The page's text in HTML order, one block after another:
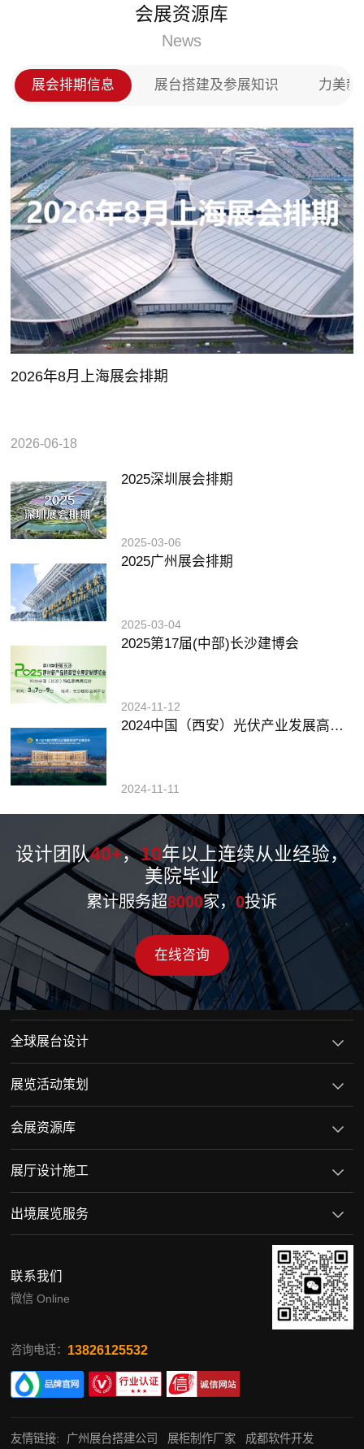
户的称赞，在全国木门以及全屋定制市场上占领了一
会展资源库
News
展会排期信息 展台搭建及参展知识 力美新
2026年8月上海展会排期
2026-06-18
2025深圳展会排期
2025-03-06
2025广州展会排期
2025-03-04
2025第17届(中部)长沙建博会
2024-11-12
2024中国（西安）光伏产业发展高峰论坛暨展览会
2024-11-11
设计团队40+，10年以上连续从业经验，
美院毕业
累计服务超8000家，0投诉
在线咨询
全球展台设计
展览活动策划
会展资源库
展厅设计施工
出境展览服务
联系我们
微信 Online
咨询电话： 13826125532
友情链接: 广州展台搭建公司 展柜制作厂家 成都软件开发